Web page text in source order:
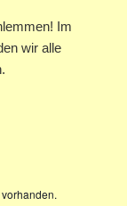
Im
wir alle